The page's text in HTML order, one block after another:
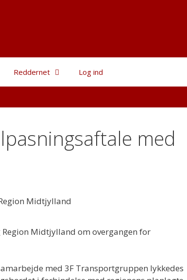
Reddernet Log ind
med
Region Midtjylland om overgangen for
med 3F Transportgruppen lykkedes